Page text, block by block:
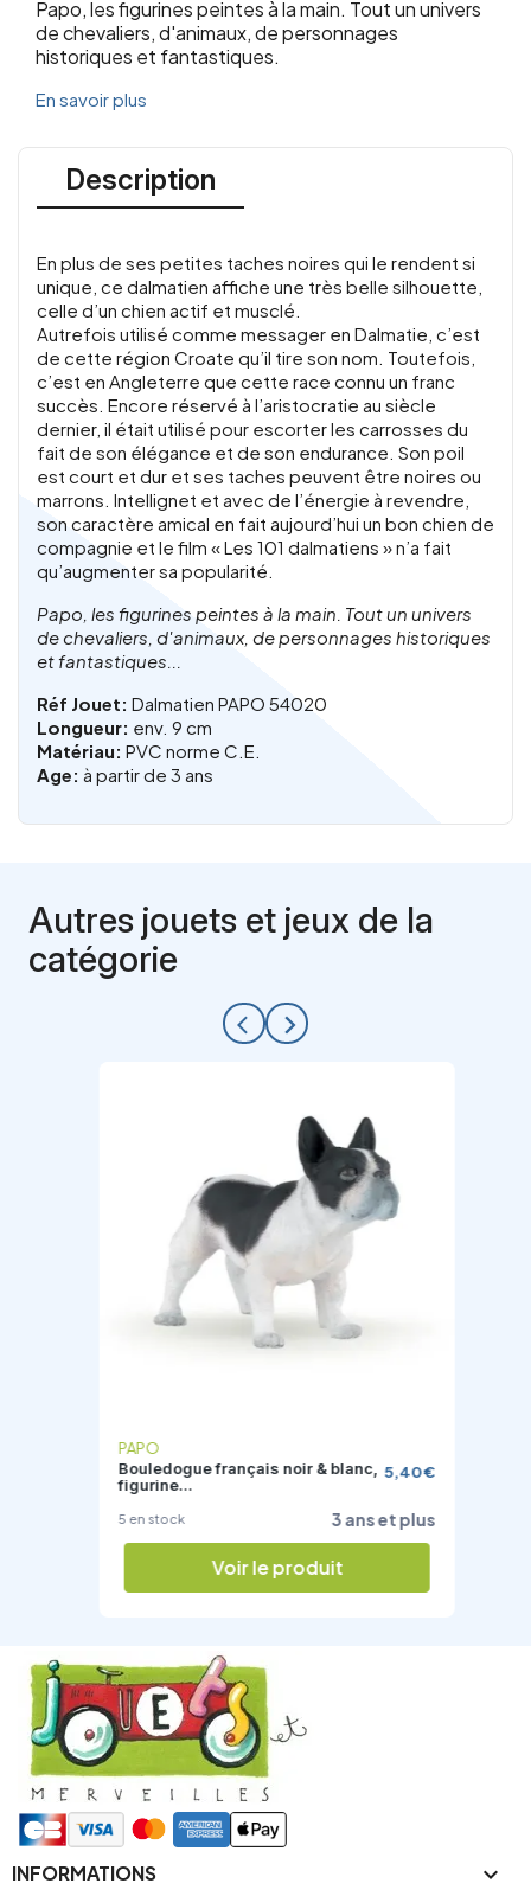
Papo, les figurines peintes à la main. Tout un univers
de chevaliers, d'animaux, de personnages
historiques et fantastiques.
En savoir plus
Description
En plus de ses petites taches noires qui le rendent si
unique, ce dalmatien affiche une très belle silhouette,
celle d’un chien actif et musclé.
Autrefois utilisé comme messager en Dalmatie, c’est
de cette région Croate qu’il tire son nom. Toutefois,
c’est en Angleterre que cette race connu un franc
succès. Encore réservé à l’aristocratie au siècle
dernier, il était utilisé pour escorter les carrosses du
fait de son élégance et de son endurance. Son poil
est court et dur et ses taches peuvent être noires ou
marrons. Intellignet et avec de l’énergie à revendre,
son caractère amical en fait aujourd’hui un bon chien de
compagnie et le film « Les 101 dalmatiens » n’a fait
qu’augmenter sa popularité.
Papo, les figurines peintes à la main. Tout un univers
de chevaliers, d'animaux, de personnages historiques
et fantastiques...
Réf Jouet: Dalmatien PAPO 54020
Longueur: env. 9 cm
Matériau: PVC norme C.E.
Age: à partir de 3 ans
Autres jouets et jeux de la
catégorie
arrow_back_ios arrow_forward_ios
PAPO
Bouledogue français noir & blanc,
figurine...
5 en stock
5,40 €
3 ans et plus
Voir le produit
INFORMATIONS 